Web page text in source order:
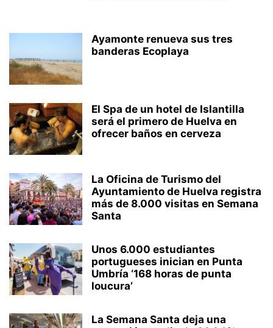
Ayamonte renueva sus tres
banderas Ecoplaya
El Spa de un hotel de Islantilla
será el primero de Huelva en
ofrecer baños en cerveza
La Oficina de Turismo del
Ayuntamiento de Huelva registra
más de 8.000 visitas en Semana
Santa
Unos 6.000 estudiantes
portugueses inician en Punta
Umbría ‘168 horas de punta
loucura’
La Semana Santa deja una